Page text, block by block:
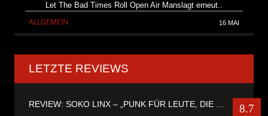
Let The Bad Times Roll Open Air Manslagt erneut..
ALLGEMEIN 16 MAI
LETZTE REVIEWS
8.7